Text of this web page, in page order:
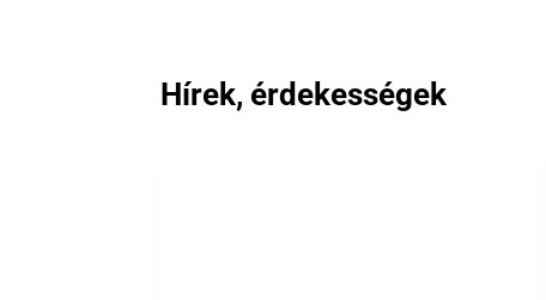
Hírek, érdekességek